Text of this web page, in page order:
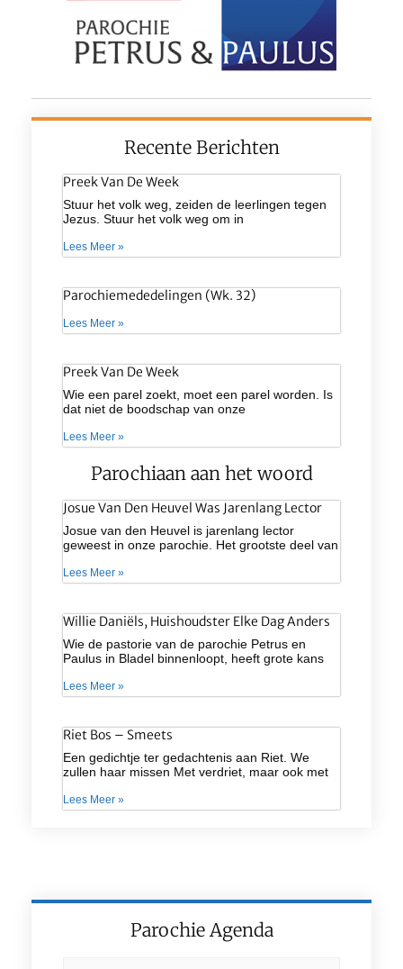
Recente Berichten
Preek Van De Week
Stuur het volk weg, zeiden de leerlingen tegen
Jezus. Stuur het volk weg om in
Lees Meer »
Parochiemededelingen (wk. 32)
Lees Meer »
Preek Van De Week
Wie een parel zoekt, moet een parel worden. Is
dat niet de boodschap van onze
Lees Meer »
Parochiaan aan het woord
Josue Van Den Heuvel Was Jarenlang Lector
Josue van den Heuvel is jarenlang lector
geweest in onze parochie. Het grootste deel van
Lees Meer »
Willie Daniëls, Huishoudster Elke Dag Anders
Wie de pastorie van de parochie Petrus en
Paulus in Bladel binnenloopt, heeft grote kans
Lees Meer »
Riet Bos – Smeets
Een gedichtje ter gedachtenis aan Riet. We
zullen haar missen Met verdriet, maar ook met
Lees Meer »
Parochie Agenda